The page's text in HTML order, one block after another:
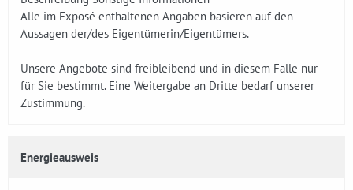
Alle im Exposé enthaltenen Angaben basieren auf den
Aussagen der/des Eigentümerin/Eigentümers.
Unsere Angebote sind freibleibend und in diesem Falle nur
für Sie bestimmt. Eine Weitergabe an Dritte bedarf unserer
Zustimmung.
Energieausweis